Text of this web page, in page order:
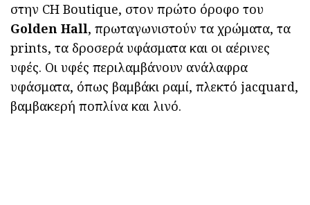
στην CH Boutique, στον πρώτο όροφο του
Golden Hall, πρωταγωνιστούν τα χρώματα, τα
prints, τα δροσερά υφάσματα και οι αέρινες
υφές. Οι υφές περιλαμβάνουν ανάλαφρα
υφάσματα, όπως βαμβάκι ραμί, πλεκτό jacquard,
βαμβακερή ποπλίνα και λινό.